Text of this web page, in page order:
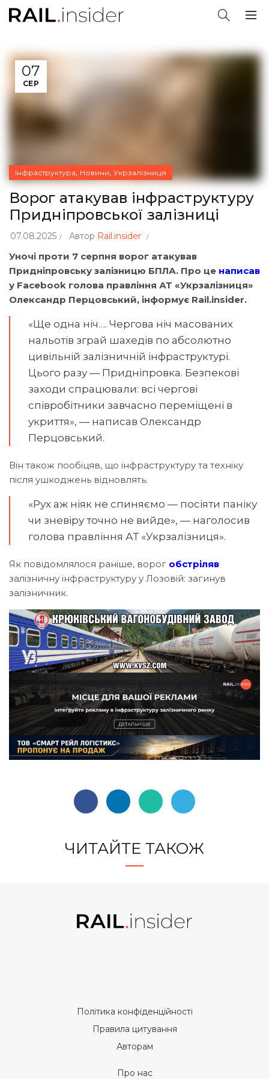
07
СЕР
Інфраструктура, Новини, Укрзалізниця
Ворог атакував інфраструктуру
Придніпровської залізниці
07.08.2025 Автор Rail.insider
Уночі проти 7 серпня ворог атакував
Придніпровську залізницю БПЛА. Про це написав
у Facebook голова правління АТ «Укрзалізниця»
Олександр Перцовський, інформує Rail.insider.
«Ще одна ніч…. Чергова ніч масованих
нальотів зграй шахедів по абсолютно
цивільній залізничній інфраструктурі.
Цього разу — Придніпровка. Безпекові
заходи спрацювали: всі чергові
співробітники завчасно переміщені в
укриття», — написав Олександр
Перцовський.
Він також пообіцяв, що інфраструктуру та техніку
після ушкоджень відновлять.
«Рух аж ніяк не спиняємо — посіяти паніку
чи зневіру точно не вийде», — наголосив
голова правління АТ «Укрзалізниця».
Як повідомлялося раніше, ворог обстріляв
залізничну інфраструктуру у Лозовій: загинув
залізничник.
ЧИТАЙТЕ ТАКОЖ
Політика конфіденційності
Правила цитування
Авторам
Про нас